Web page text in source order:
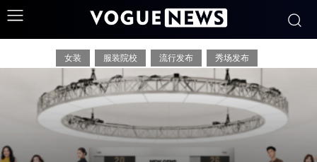
秀场
女装 服装院校 流行发布 秀场发布